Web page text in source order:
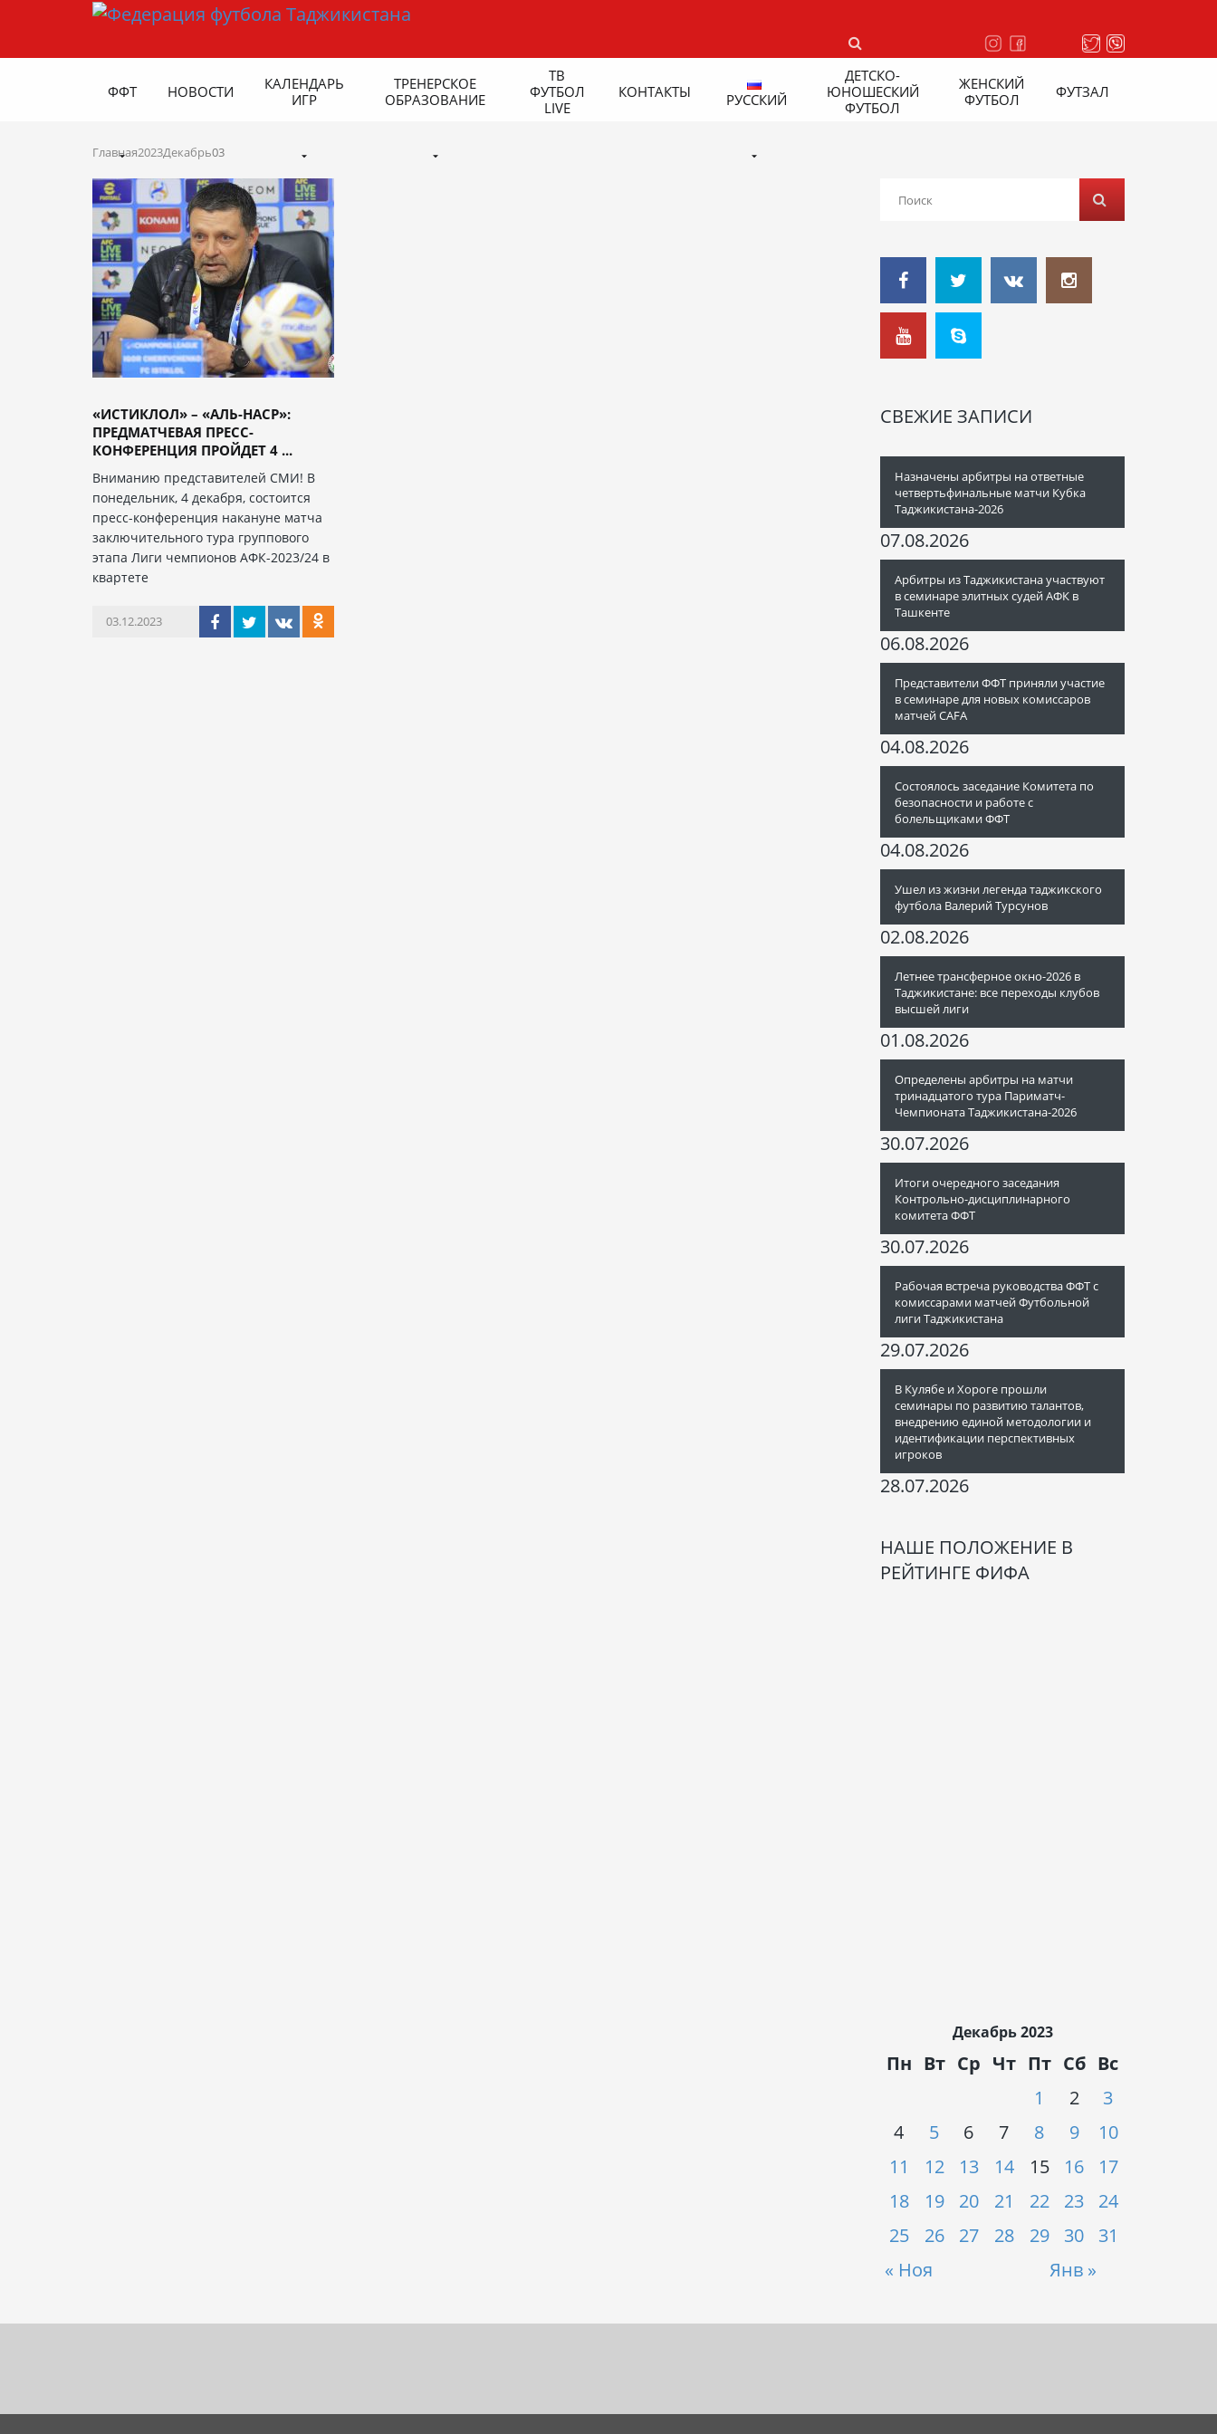
ФФТ НОВОСТИ
КАЛЕНДАРЬ
ИГР
ТРЕНЕРСКОЕ
ОБРАЗОВАНИЕ
ТВ
ФУТБОЛ
LIVE
КОНТАКТЫ РУССКИЙ
ДЕТСКО-
ЮНОШЕСКИЙ
ФУТБОЛ
ЖЕНСКИЙ
ФУТБОЛ
ФУТЗАЛ
Главная2023Декабрь03
«ИСТИКЛОЛ» – «АЛЬ-НАСР»:
ПРЕДМАТЧЕВАЯ ПРЕСС-
КОНФЕРЕНЦИЯ ПРОЙДЕТ 4 ...
Вниманию представителей СМИ! В
понедельник, 4 декабря, состоится
пресс-конференция накануне матча
заключительного тура группового
этапа Лиги чемпионов АФК-2023/24 в
квартете
03.12.2023
СВЕЖИЕ ЗАПИСИ
Назначены арбитры на ответные
четвертьфинальные матчи Кубка
Таджикистана-2026
07.08.2026
Арбитры из Таджикистана участвуют
в семинаре элитных судей АФК в
Ташкенте
06.08.2026
Представители ФФТ приняли участие
в семинаре для новых комиссаров
матчей CAFA
04.08.2026
Состоялось заседание Комитета по
безопасности и работе с
болельщиками ФФТ
04.08.2026
Ушел из жизни легенда таджикского
футбола Валерий Турсунов
02.08.2026
Летнее трансферное окно-2026 в
Таджикистане: все переходы клубов
высшей лиги
01.08.2026
Определены арбитры на матчи
тринадцатого тура Париматч-
Чемпионата Таджикистана-2026
30.07.2026
Итоги очередного заседания
Контрольно-дисциплинарного
комитета ФФТ
30.07.2026
Рабочая встреча руководства ФФТ с
комиссарами матчей Футбольной
лиги Таджикистана
29.07.2026
В Кулябе и Хороге прошли
семинары по развитию талантов,
внедрению единой методологии и
идентификации перспективных
игроков
28.07.2026
НАШЕ ПОЛОЖЕНИЕ В
РЕЙТИНГЕ ФИФА
Декабрь 2023
Пн Вт Ср Чт Пт Сб Вс
« Ноя Янв »
1 2
3
4
5 6 7 8 9
10
11
12 13 14 15 16
17
18
19 20 21 22 23
24
25
26 27 28 29 30 31